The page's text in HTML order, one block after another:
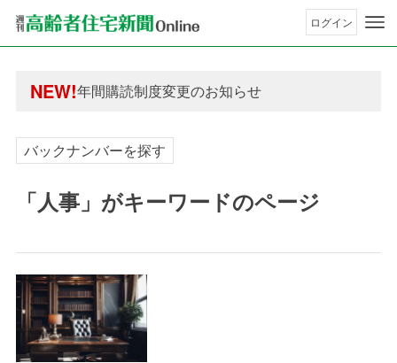
ログイン
NEW!
年間購読制度変更のお知らせ
年間購読制度変更のお知らせ
バックナンバーを探す
「人事」がキーワードのページ